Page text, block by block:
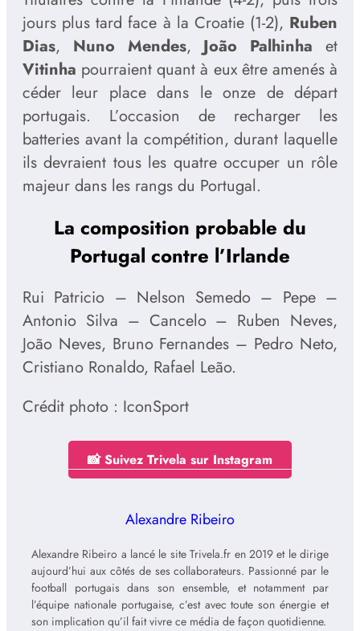
jours plus tard face à la Croatie (1-2), Ruben
Dias, Nuno Mendes, João Palhinha et
Vitinha pourraient quant à eux être amenés à
céder leur place dans le onze de départ
portugais. L’occasion de recharger les
batteries avant la compétition, durant laquelle
ils devraient tous les quatre occuper un rôle
majeur dans les rangs du Portugal.
La composition probable du
Portugal contre l’Irlande
Rui Patricio – Nelson Semedo – Pepe –
Antonio Silva – Cancelo – Ruben Neves,
João Neves, Bruno Fernandes – Pedro Neto,
Cristiano Ronaldo, Rafael Leão.
Crédit photo : IconSport
📸 Suivez Trivela sur Instagram
Alexandre Ribeiro
Alexandre Ribeiro a lancé le site Trivela.fr en 2019 et le dirige
aujourd’hui aux côtés de ses collaborateurs. Passionné par le
football portugais dans son ensemble, et notamment par
l’équipe nationale portugaise, c’est avec toute son énergie et
son implication qu’il fait vivre ce média de façon quotidienne.